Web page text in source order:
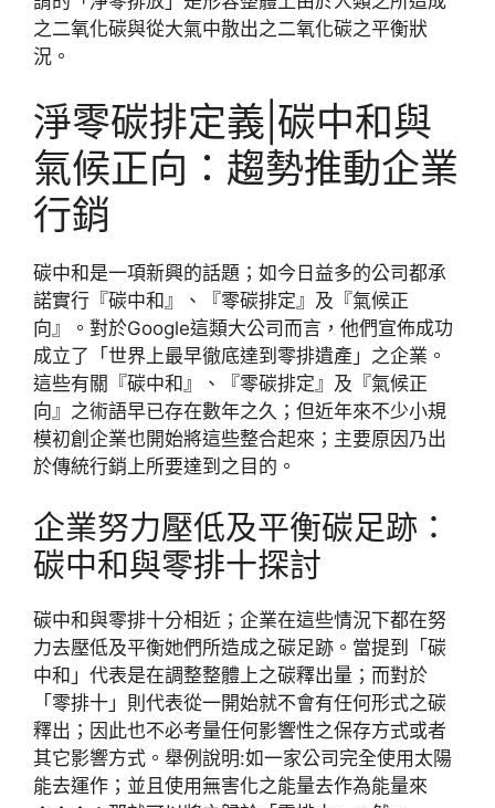
之二氧化碳與從大氣中散出之二氧化碳之平衡狀
況。
淨零碳排定義|碳中和與
氣候正向：趨勢推動企業
行銷
碳中和是一項新興的話題；如今日益多的公司都承
諾實行『碳中和』、『零碳排定』及『氣候正
向』。對於Google這類大公司而言，他們宣佈成功
成立了「世界上最早徹底達到零排遺產」之企業。
這些有關『碳中和』、『零碳排定』及『氣候正
向』之術語早已存在數年之久；但近年來不少小規
模初創企業也開始將這些整合起來；主要原因乃出
於傳統行銷上所要達到之目的。
企業努力壓低及平衡碳足跡：
碳中和與零排十探討
碳中和與零排十分相近；企業在這些情況下都在努
力去壓低及平衡她們所造成之碳足跡。當提到「碳
中和」代表是在調整整體上之碳釋出量；而對於
「零排十」則代表從一開始就不會有任何形式之碳
釋出；因此也不必考量任何影響性之保存方式或者
其它影響方式。舉例說明:如一家公司完全使用太陽
能去運作；並且使用無害化之能量去作為能量來